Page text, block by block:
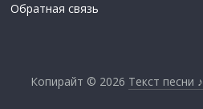
Обратная связь
Копирайт © 2026 Текст песни ♪